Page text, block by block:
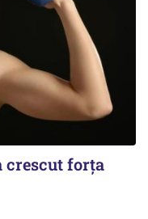
crescut forța